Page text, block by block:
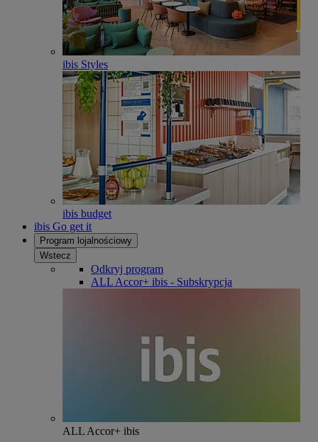
ibis Styles
ibis budget
ibis Go get it
Program lojalnościowy
Wstecz
Odkryj program
ALL Accor+ ibis - Subskrypcja
ALL Accor+ ibis